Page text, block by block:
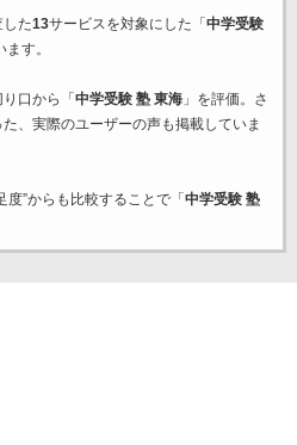
た13サービスを対象にした「 中学受験
す。
口から「 中学受験 塾 東海」を評価。さ
、実際のユーザーの声も掲載していま
”からも比較することで「 中学受験 塾